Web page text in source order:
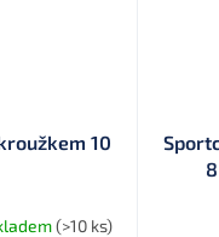
10
(>10 ks)